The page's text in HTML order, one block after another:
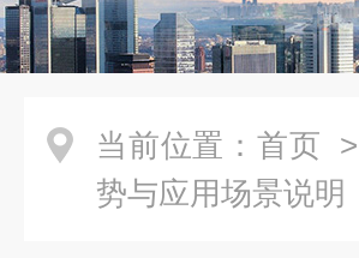
当前位置： 首页 >
势与应用场景说明